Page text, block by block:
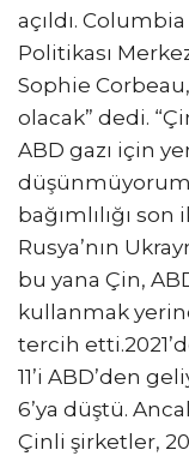
açıldı.
Politikası
Sophie
olacak” dedi.
ABD gazı için
bağımlılığı son
Rusya’nın
bu yana Çin,
kullanmak
tercih
11’i ABD’den
6’ya düştü.
Çinli şirketler,